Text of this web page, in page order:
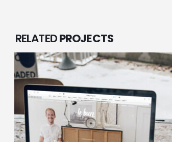
RELATEDPROJECTS